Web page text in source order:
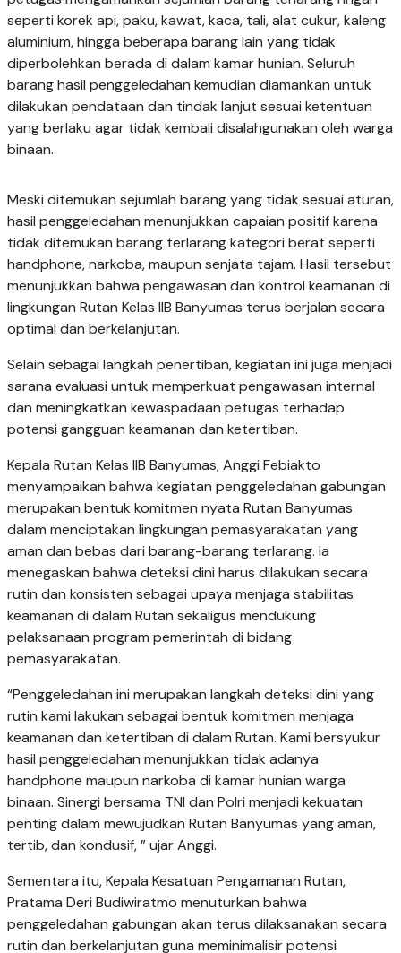
seperti korek api, paku, kawat, kaca, tali, alat cukur, kaleng
aluminium, hingga beberapa barang lain yang tidak
diperbolehkan berada di dalam kamar hunian. Seluruh
barang hasil penggeledahan kemudian diamankan untuk
dilakukan pendataan dan tindak lanjut sesuai ketentuan
yang berlaku agar tidak kembali disalahgunakan oleh warga
binaan.
Meski ditemukan sejumlah barang yang tidak sesuai aturan,
hasil penggeledahan menunjukkan capaian positif karena
tidak ditemukan barang terlarang kategori berat seperti
handphone, narkoba, maupun senjata tajam. Hasil tersebut
menunjukkan bahwa pengawasan dan kontrol keamanan di
lingkungan Rutan Kelas IIB Banyumas terus berjalan secara
optimal dan berkelanjutan.
Selain sebagai langkah penertiban, kegiatan ini juga menjadi
sarana evaluasi untuk memperkuat pengawasan internal
dan meningkatkan kewaspadaan petugas terhadap
potensi gangguan keamanan dan ketertiban.
Kepala Rutan Kelas IIB Banyumas, Anggi Febiakto
menyampaikan bahwa kegiatan penggeledahan gabungan
merupakan bentuk komitmen nyata Rutan Banyumas
dalam menciptakan lingkungan pemasyarakatan yang
aman dan bebas dari barang-barang terlarang. Ia
menegaskan bahwa deteksi dini harus dilakukan secara
rutin dan konsisten sebagai upaya menjaga stabilitas
keamanan di dalam Rutan sekaligus mendukung
pelaksanaan program pemerintah di bidang
pemasyarakatan.
“Penggeledahan ini merupakan langkah deteksi dini yang
rutin kami lakukan sebagai bentuk komitmen menjaga
keamanan dan ketertiban di dalam Rutan. Kami bersyukur
hasil penggeledahan menunjukkan tidak adanya
handphone maupun narkoba di kamar hunian warga
binaan. Sinergi bersama TNI dan Polri menjadi kekuatan
penting dalam mewujudkan Rutan Banyumas yang aman,
tertib, dan kondusif, ” ujar Anggi.
Sementara itu, Kepala Kesatuan Pengamanan Rutan,
Pratama Deri Budiwiratmo menuturkan bahwa
penggeledahan gabungan akan terus dilaksanakan secara
rutin dan berkelanjutan guna meminimalisir potensi